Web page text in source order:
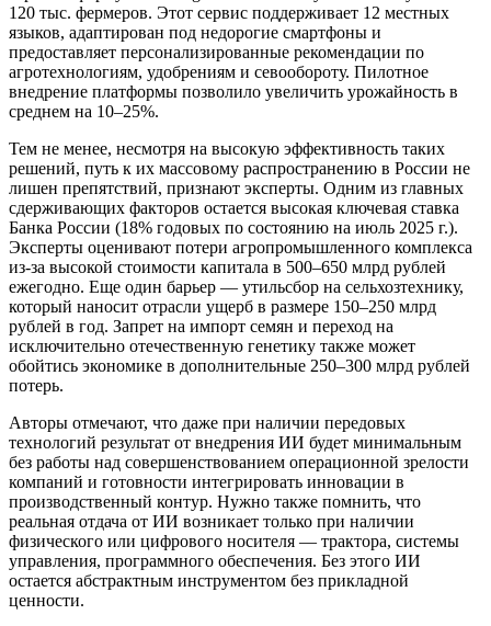
120 тыс. фермеров. Этот сервис поддерживает 12 местных
языков, адаптирован под недорогие смартфоны и
предоставляет персонализированные рекомендации по
агротехнологиям, удобрениям и севообороту. Пилотное
внедрение платформы позволило увеличить урожайность в
среднем на 10–25%.
Тем не менее, несмотря на высокую эффективность таких
решений, путь к их массовому распространению в России не
лишен препятствий, признают эксперты. Одним из главных
сдерживающих факторов остается высокая ключевая ставка
Банка России (18% годовых по состоянию на июль 2025 г.).
Эксперты оценивают потери агропромышленного комплекса
из-за высокой стоимости капитала в 500–650 млрд рублей
ежегодно. Еще один барьер — утильсбор на сельхозтехнику,
который наносит отрасли ущерб в размере 150–250 млрд
рублей в год. Запрет на импорт семян и переход на
исключительно отечественную генетику также может
обойтись экономике в дополнительные 250–300 млрд рублей
потерь.
Авторы отмечают, что даже при наличии передовых
технологий результат от внедрения ИИ будет минимальным
без работы над совершенствованием операционной зрелости
компаний и готовности интегрировать инновации в
производственный контур. Нужно также помнить, что
реальная отдача от ИИ возникает только при наличии
физического или цифрового носителя — трактора, системы
управления, программного обеспечения. Без этого ИИ
остается абстрактным инструментом без прикладной
ценности.